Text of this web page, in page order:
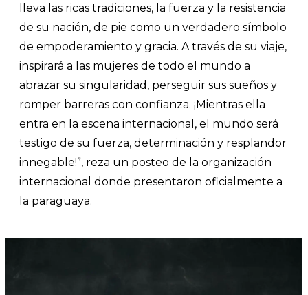
lleva las ricas tradiciones, la fuerza y la resistencia
de su nación, de pie como un verdadero símbolo
de empoderamiento y gracia. A través de su viaje,
inspirará a las mujeres de todo el mundo a
abrazar su singularidad, perseguir sus sueños y
romper barreras con confianza. ¡Mientras ella
entra en la escena internacional, el mundo será
testigo de su fuerza, determinación y resplandor
innegable!”, reza un posteo de la organización
internacional donde presentaron oficialmente a
la paraguaya.